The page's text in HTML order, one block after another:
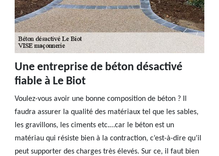
Une entreprise de béton désactivé
fiable à Le Biot
Voulez-vous avoir une bonne composition de béton ? Il
faudra assurer la qualité des matériaux tel que les sables,
les gravillons, les ciments etc.…car le béton est un
matériau qui résiste bien à la contraction, c’est-à-dire qu’il
peut supporter des charges très élevés. Sur ce, il faut bien